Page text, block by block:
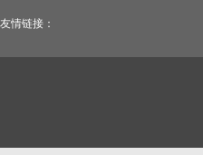
友情链接：